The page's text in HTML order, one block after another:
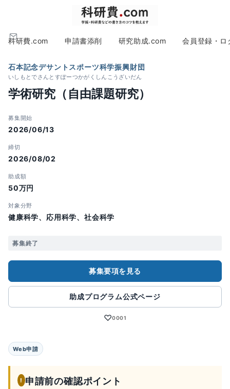
科研費.com 申請書添削 研究助成.com 会員登録・ロ
石本記念デサントスポーツ科学振興財団
いしもとでさんとすぽーつかがくしんこうざいだん
学術研究（自由課題研究）
募集開始
2026/06/13
締切
2026/08/02
助成額
50万円
対象分野
健康科学、応用科学、社会科学
募集終了
募集要項を見る
助成プログラム公式ページ
♡0001
Web申請
! 申請前の確認ポイント